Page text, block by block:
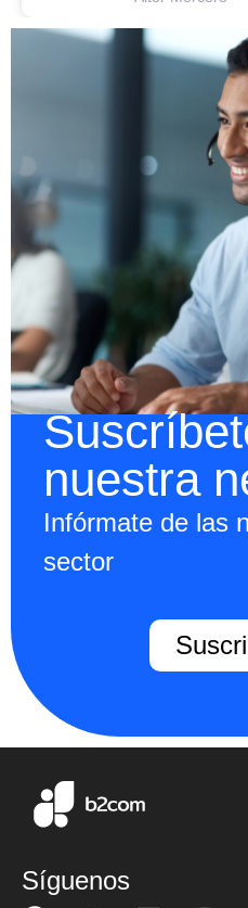
nuestra
Infórmate de las
sector
Síguenos